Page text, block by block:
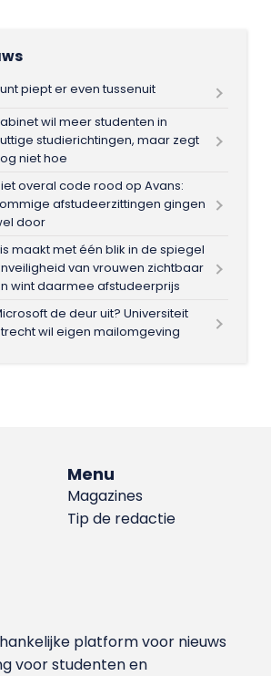
piept er even tussenuit
wil meer studenten in
studierichtingen, maar zegt
niet hoe
overal code rood op Avans:
afstudeerzittingen gingen
door
maakt met één blik in de spiegel
van vrouwen zichtbaar
wint daarmee afstudeerprijs
de deur uit? Universiteit
wil eigen mailomgeving
Menu
Magazines
Tip de redactie
platform voor nieuws
voor studenten en